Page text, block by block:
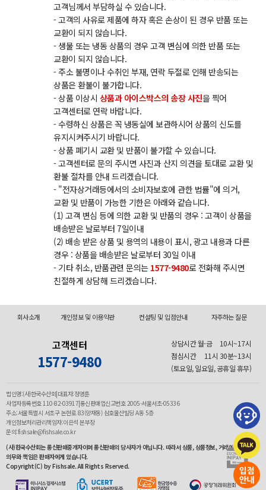
고객님께서 부담하실 수 있습니다.
- 고객의 사유로 제품에 하자 혹은 손상이 된 경우 반품 또는
교환이 되지 않습니다.
- 생물 또는 냉동 상품의 경우 고객 변심에 의한 반품 또는
교환이 되지 않습니다.
- 주소 불명이나 수취인 부재, 연락 두절로 인해 반송되는
상품은 환불이 불가합니다.
- 상품 이상시 상품과 아이스박스의 송장 사진을 찍어
고객센터로 연락 바랍니다.
- 수령하신 상품은 꼭 냉동실에 보관하시어 상품의 신도를
유지시켜주시기 바랍니다.
- 상품 폐기시 교환 및 반품이 불가할 수 있습니다.
- 고객센터로 문의 주시면 사진과 산지 의견을 토대로 교환 및
환불 절차를 안내 드리겠습니다.
- "전자상거래등에서의 소비자보호에 관한 법률"에 의거,
교환 및 반품이 가능한 기한은 아래와 같습니다.
(1) 고객 변심 등에 의한 교환 및 반품의 경우 : 고객이 상품을
배송받은 날로부터 7일이내
(2) 배송 받은 상품 및 용역의 내용이 표시, 광고 내용과 다른
경우 : 상품을 배송받은 날로부터 30일 이내
- 기타 취소, 반품관련 문의는 1577-9480로 전화해 주시면
친절하게 상담해 드리겠습니다.
회사소개 개인정보 및 이용약관 컨설팅 및 입점안내 자주하는 질문
고객센터
1577-9480
상담시간 월-금
10시~17시
점심시간
11시 30분~13시
(토요일, 일요일, 공휴일 휴무)
법인명:(사)한국수산회|대표자:정영훈
사업자등록번호 110-82-03917|통신판매업신고번호 2005-서울서초-05336
주소:서울특별시 서초구 논현로 83(양재동) 삼호물산빌딩 A동 5층
개인정보처리관리책임자:이은석 본부장
문의:fishsale@fishsale.co.kr
(사)한국수산회는 통신판매중개자이며 통신판매의 당사자가 아닙니다. 따라서 상품, 상품정보, 거래에 관한
의무와 책임은 판매자에게 있습니다.
Copyright(C) by Fishsale. All Rights Rserved.